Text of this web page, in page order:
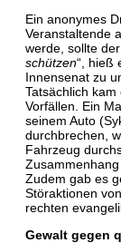
Ein anonymes
Veranstaltende
werde, sollte der
schützen“, hieß
Innensenat zu
Tatsächlich
Vorfällen. Ein
seinem Auto
durchbrechen,
Fahrzeug
Zudem gab es
Störaktionen
rechten
Gewalt gegen